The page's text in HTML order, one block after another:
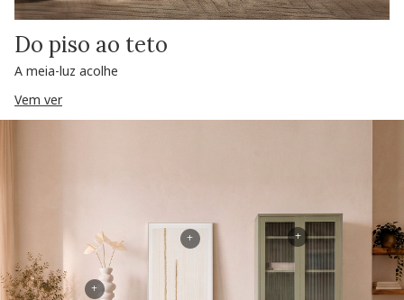
Do piso ao teto
A meia-luz acolhe
Vem ver
+
+
+